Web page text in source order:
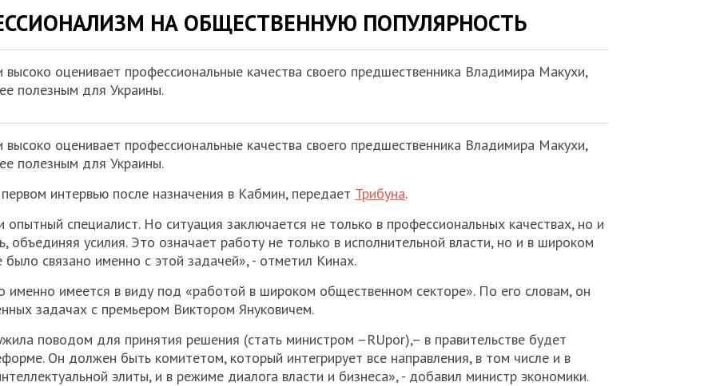
НА ОБЩЕСТВЕННУЮ ПОПУЛЯРНОСТЬ
оценивает профессиональные качества своего предшественника Владимира Макухи,
полезным для Украины.
оценивает профессиональные качества своего предшественника Владимира Макухи,
полезным для Украины.
интервью после назначения в Кабмин, передает Трибуна.
специалист. Но ситуация заключается не только в профессиональных качествах, но и
усилия. Это означает работу не только в исполнительной власти, но и в широком
связано именно с этой задачей», - отметил Кинах.
именно имеется в виду под «работой в широком общественном секторе». По его словам, он
задачах с премьером Виктором Януковичем.
поводом для принятия решения (стать министром –RUpor),– в правительстве будет
Он должен быть комитетом, который интегрирует все направления, в том числе и в
элиты, и в режиме диалога власти и бизнеса», - добавил министр экономики.